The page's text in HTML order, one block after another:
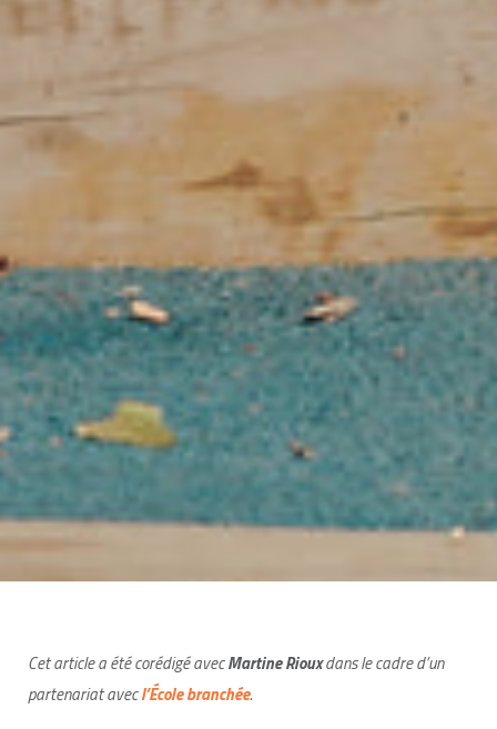
Cet article a été corédigé avecMartine Riouxdans le cadre d’un
partenariat avecl’École branchée.